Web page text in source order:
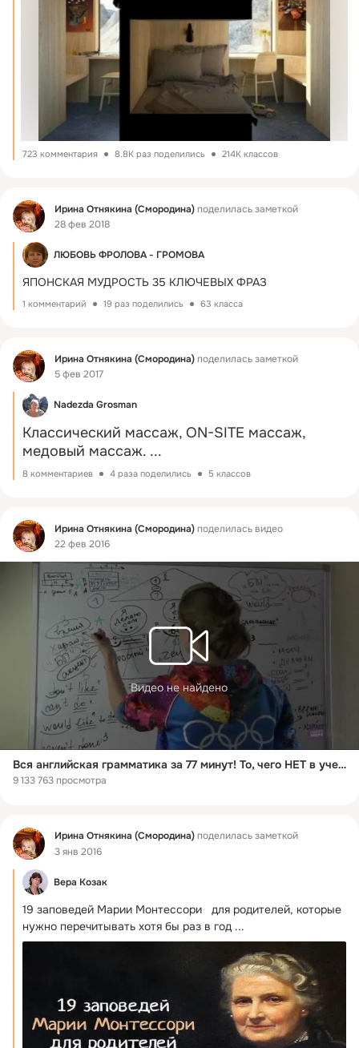
723 комментария 8.8K раз поделились 214K классов
Фид Ирина Отнякина (Смородина)поделилась заметкой
28 фев 2018
ЛЮБОВЬ ФРОЛОВА - ГРОМОВА
ЯПОНСКАЯ МУДРОСТЬ 35 КЛЮЧЕВЫХ ФРАЗ
1 комментарий 19 раз поделились 63 класса
Фид Ирина Отнякина (Смородина)поделилась заметкой
5 фев 2017
Nadezda Grosman
Классический массаж, ON-SITE массаж,
медовый массаж. ...
8 комментариев 4 раза поделились 5 классов
Фид Ирина Отнякина (Смородина)поделилась видео
22 фев 2016
Видео не найдено
Вся английская грамматика за 77 минут! То, чего НЕТ в учебниках!
9 133 763 просмотра
Фид Ирина Отнякина (Смородина)поделилась заметкой
3 янв 2016
Вера Козак
19 заповедей Марии Монтессори   для родителей, которые
нужно перечитывать хотя бы раз в год ...